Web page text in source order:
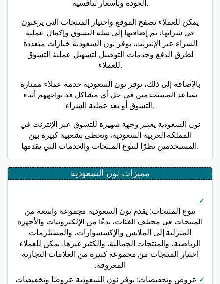
الجودة وبأسعار تنافسية.
يمكن للعملاء تصفح الموقع واختيار المنتجات التي يرغبون
في شرائها، ثم إضافتها إلى سلة التسوق وإكمال عملية
الشراء عبر الإنترنت. يوفر نون السعودية خيارات متعددة
لطرق الدفع وخدمات التوصيل لتسهيل عملية التسوق
للعملاء.
بالإضافة إلى ذلك، يوفر نون السعودية خدمة عملاء ممتازة
تساعد المستخدمين في حل أي مشاكل قد تواجههم أثناء
التسوق أو بعد عملية الشراء.
نون السعودية يعتبر وجهة شهيرة للتسوق عبر الإنترنت في
المملكة العربية السعودية، ويحظى بشعبية كبيرة بين
المستخدمين نظرًا لتنوع المنتجات والخدمات التي يقدمها.
مميزات نون السعودية
تنوع المنتجات: يقدم نون السعودية مجموعة واسعة من
المنتجات في مختلف الفئات، بدءًا من الإلكترونيات والأجهزة
المنزلية إلى الملابس والإكسسوارات، والمستلزمات
الرياضية، والمنتجات الجمالية، والكثير غيرها. يمكن للعملاء
اختيار المنتجات من مجموعة كبيرة من العلامات التجارية
المعروفة.
عروض وتخفيضات: يوفر نون السعودية عروضًا وتخفيضات